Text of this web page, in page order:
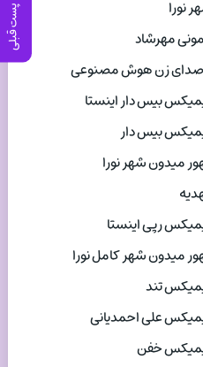
پست قبلی
نورا
مهرشاد
با صدای زن هوش مصنوعی
بیس دار اینستا
بیس دار
میدون شهر نورا
رپی اینستا
میدون شهر کامل نورا
تند
علی احمدیانی
خفن